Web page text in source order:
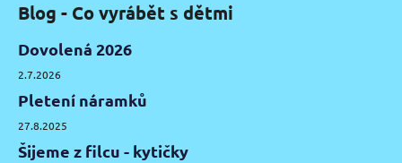
Blog - Co vyrábět s dětmi
Dovolená 2026
2.7.2026
Pletení náramků
27.8.2025
Šijeme z filcu - kytičky